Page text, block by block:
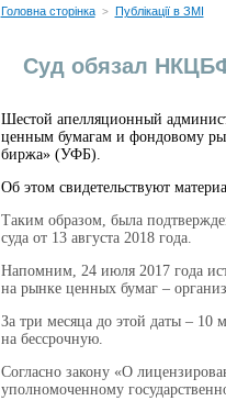
4 серпня 2026 р.
До
Головна сторінка > Публікації в ЗМІ
Суд обязал
Шестой апелляционный
ценным бумагам и фондовому
биржа» (УФБ).
Об этом свидетельствуют
Таким образом, была
суда от 13 августа 2018 года.
Напомним, 24 июля 2017 года
на рынке ценных бумаг –
За три месяца до этой даты –
на бессрочную.
Согласно закону «О
уполномоченному